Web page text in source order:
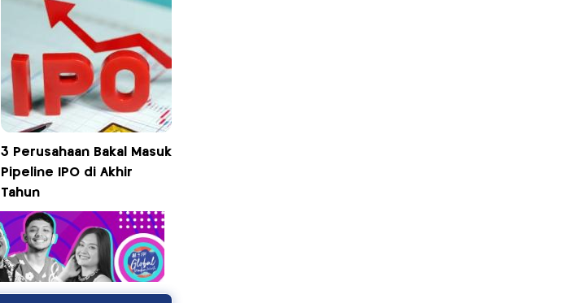
3 Perusahaan Bakal Masuk
Pipeline IPO di Akhir
Tahun